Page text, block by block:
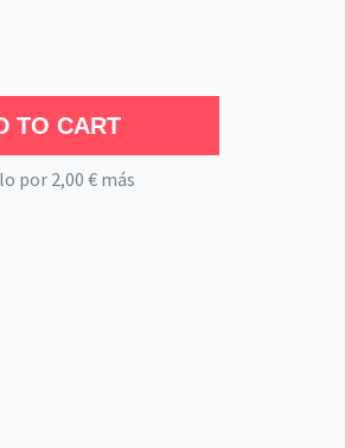
TO CART
por2,00 €más